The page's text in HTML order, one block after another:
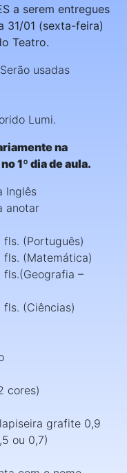
a serem entregues
31/01 (sexta-feira)
Teatro.
usadas
Lumi.
na
1º dia de aula.
Inglês
anotar
(Português)
fls. (Matemática)
–
(Ciências)
cores)
grafite 0,9
ou 0,7)